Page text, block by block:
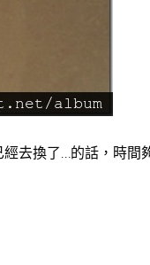
去換了…的話，時間